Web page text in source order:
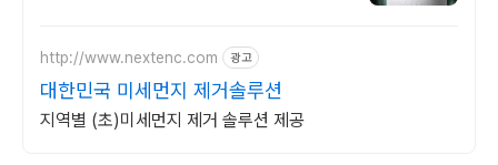
http://www.nextenc.com 광고
대한민국 미세먼지 제거솔루션
지역별 (초)미세먼지 제거 솔루션 제공